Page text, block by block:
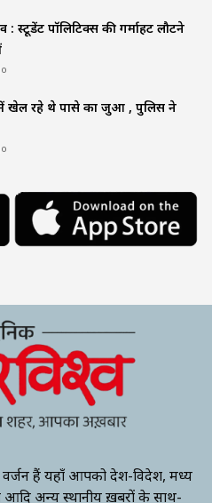
: स्टूडेंट पॉलिटिक्स की गर्माहट लौटने
खेल रहे थे पासे का जुआ , पुलिस ने
वर्जन हैं यहाँ आपको देश-विदेश, मध्य
आदि अन्य स्थानीय ख़बरों के साथ-